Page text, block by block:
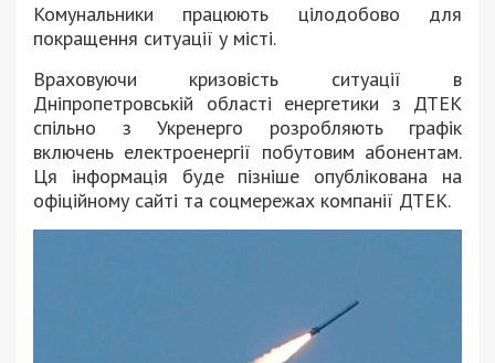
Комунальники працюють цілодобово для
покращення ситуації у місті.
Враховуючи кризовість ситуації в
Дніпропетровській області енергетики з ДТЕК
спільно з Укренерго розробляють графік
включень електроенергії побутовим абонентам.
Ця інформація буде пізніше опублікована на
офіційному сайті та соцмережах компанії ДТЕК.